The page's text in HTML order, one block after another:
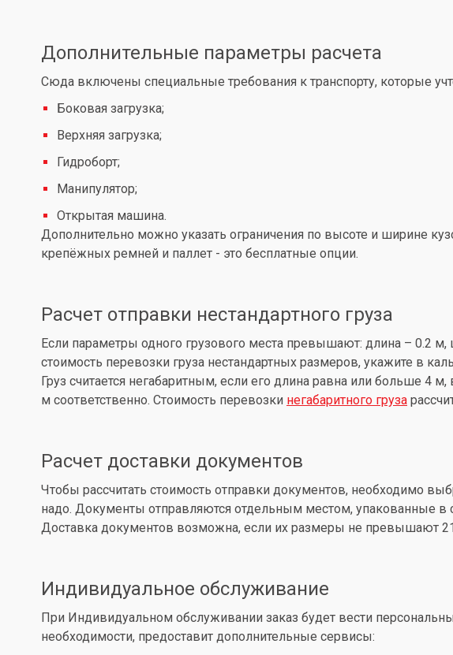
Дополнительные параметры расчета
Сюда включены специальные требования к транспорту, которые
Боковая загрузка;
Верхняя загрузка;
Гидроборт;
Манипулятор;
Открытая машина.
Дополнительно можно указать ограничения по высоте и ширине
крепёжных ремней и паллет - это бесплатные опции.
Расчет отправки нестандартного груза
Если параметры одного грузового места превышают: длина – 0.2 м,
стоимость перевозки груза нестандартных размеров, укажите в
Груз считается негабаритным, если его длина равна или больше
м соответственно. Стоимость перевозки негабаритного груза
Расчет доставки документов
Чтобы рассчитать стоимость отправки документов, необходимо
надо. Документы отправляются отдельным местом, упакованные в
Доставка документов возможна, если их размеры не превышают
Индивидуальное обслуживание
При Индивидуальном обслуживании заказ будет вести
необходимости, предоставит дополнительные сервисы: